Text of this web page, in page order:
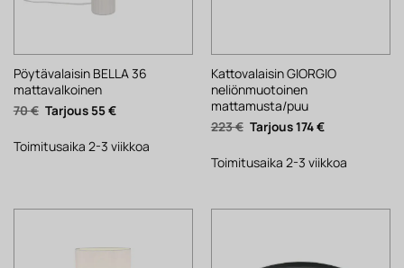
Pöytävalaisin BELLA 36
mattavalkoinen
70€ Alkuperäinen
hinta
70 €.
55€Nykyinen
55 €.
Toimitusaika 2-3 viikkoa
Kattovalaisin GIORGIO
neliönmuotoinen
mattamusta/puu
223€ Alkuperäinen
hinta
223 €.
174€Nykyinen
174 €.
Toimitusaika 2-3 viikkoa